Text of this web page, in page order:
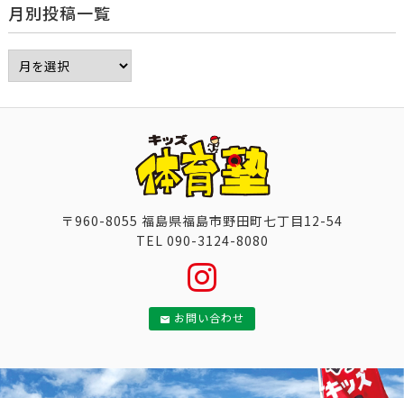
月別投稿一覧
〒960-8055 福島県福島市野田町七丁目12-54
TEL 090-3124-8080
お問い合わせ